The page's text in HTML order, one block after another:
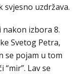
svjesno uzdržava.
izbora 8.
Svetog Petra,
se pojam u tom
Lav se